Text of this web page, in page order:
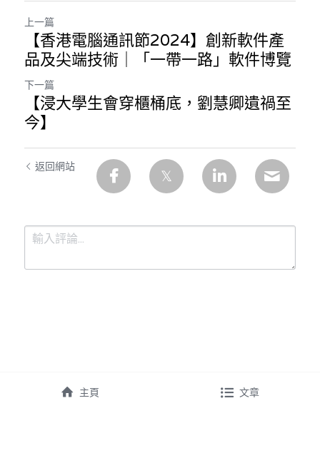
上一篇
【香港電腦通訊節2024】創新軟件產
品及尖端技術｜「一帶一路」軟件博覽
下一篇
【浸大學生會穿櫃桶底，劉慧卿遺禍至
今】
返回網站
主頁 文章